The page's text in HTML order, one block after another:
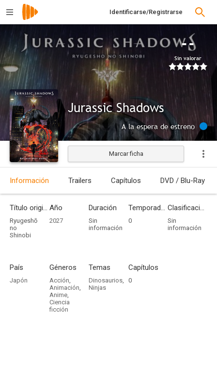
Identificarse/Registrarse
--
Sin valorar
Jurassic Shadows
A la espera de estreno
Marcar ficha
Información Trailers Capítulos DVD / Blu-Ray
Título original
Ryugeshō
no
Shinobi
Año
2027
Duración
Sin
información
Temporadas
0
Clasificación por edades
Sin
información
País
Japón
Géneros
Acción,
Animación,
Anime,
Ciencia
ficción
Temas
Dinosaurios,
Ninjas
Capítulos
0